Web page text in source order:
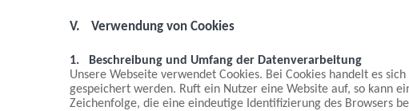
V. Verwendung von Cookies
1.
Beschreibung und Umfang der Datenverarbeitung
Unsere Webseite verwendet Cookies. Bei Cookies handelt es
gespeichert werden. Ruft ein Nutzer eine Website auf, so kann
Zeichenfolge, die eine eindeutige Identifizierung des Browsers